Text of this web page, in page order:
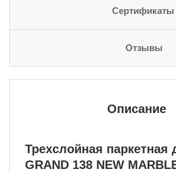
Сертификаты
Отзывы
Описание
Трехслойная паркетная
GRAND 138 NEW